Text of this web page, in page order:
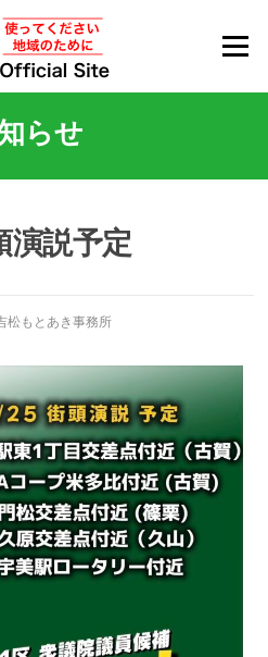
Menu
らせ
演説予定
松もとあき事務所